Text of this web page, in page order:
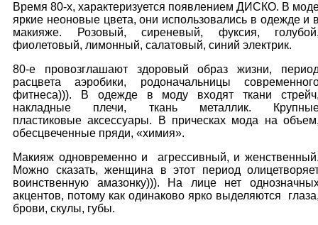
Время 80-х, характеризуется появлением ДИСКО. В
яркие неоновые цвета, они использовались в одежде и
макияже. Розовый, сиреневый, фуксия,
фиолетовый, лимонный, салатовый, синий электрик.
80-е провозглашают здоровый образ жизни,
расцвета аэробики, родоначальницы
фитнеса))). В одежде в моду входят ткани
накладные плечи, ткань металлик.
пластиковые аксессуары. В прическах мода на
обесцвеченные пряди, «химия».
Макияж одновременно и агрессивный, и
Можно сказать, женщина в этот период
воинственную амазонку))). На лице нет
акцентов, потому как одинаково ярко выделяются
брови, скулы, губы.